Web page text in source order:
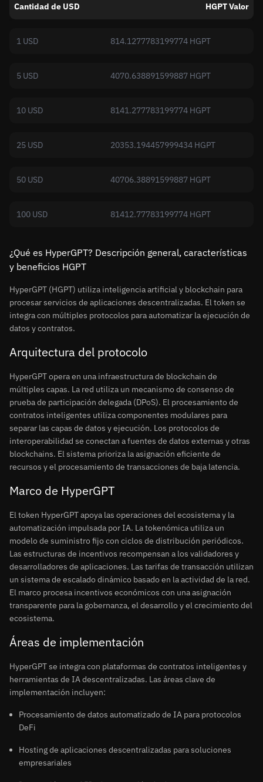
Cantidad de USD HGPT Valor
1 USD 814.1277783199774 HGPT
5 USD 4070.638891599887 HGPT
10 USD 8141.277783199774 HGPT
25 USD 20353.194457999434 HGPT
50 USD 40706.38891599887 HGPT
100 USD 81412.77783199774 HGPT
¿Qué es HyperGPT? Descripción general, características
y beneficios HGPT
HyperGPT (HGPT) utiliza inteligencia artificial y blockchain para
procesar servicios de aplicaciones descentralizadas. El token se
integra con múltiples protocolos para automatizar la ejecución de
datos y contratos.
Arquitectura del protocolo
HyperGPT opera en una infraestructura de blockchain de
múltiples capas. La red utiliza un mecanismo de consenso de
prueba de participación delegada (DPoS). El procesamiento de
contratos inteligentes utiliza componentes modulares para
separar las capas de datos y ejecución. Los protocolos de
interoperabilidad se conectan a fuentes de datos externas y otras
blockchains. El sistema prioriza la asignación eficiente de
recursos y el procesamiento de transacciones de baja latencia.
Marco de HyperGPT
El token HyperGPT apoya las operaciones del ecosistema y la
automatización impulsada por IA. La tokenómica utiliza un
modelo de suministro fijo con ciclos de distribución periódicos.
Las estructuras de incentivos recompensan a los validadores y
desarrolladores de aplicaciones. Las tarifas de transacción utilizan
un sistema de escalado dinámico basado en la actividad de la red.
El marco procesa incentivos económicos con una asignación
transparente para la gobernanza, el desarrollo y el crecimiento del
ecosistema.
Áreas de implementación
HyperGPT se integra con plataformas de contratos inteligentes y
herramientas de IA descentralizadas. Las áreas clave de
implementación incluyen:
Procesamiento de datos automatizado de IA para protocolos
DeFi
Hosting de aplicaciones descentralizadas para soluciones
empresariales